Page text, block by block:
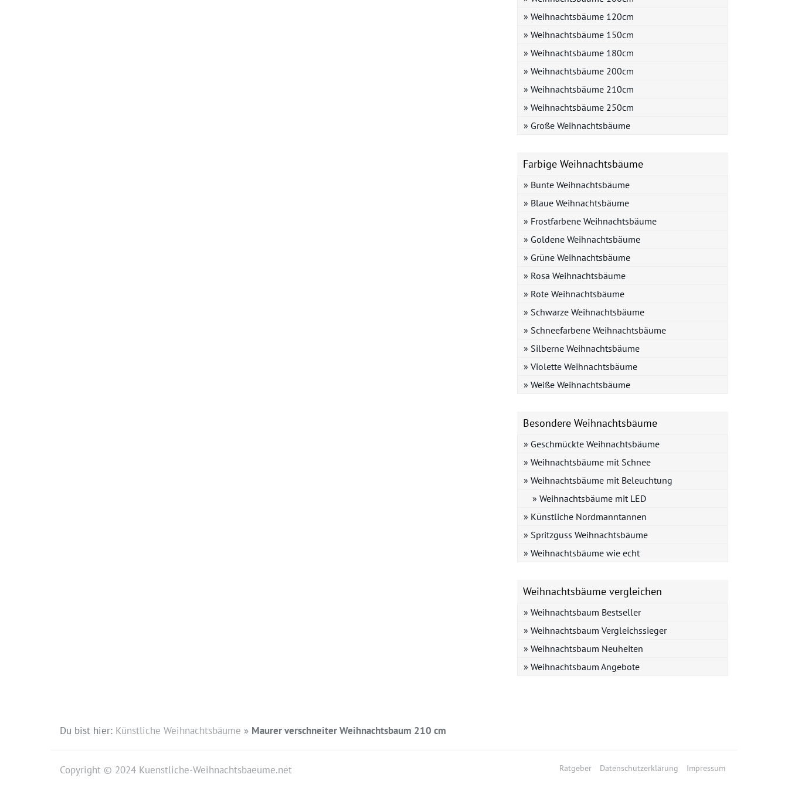
» Weihnachtsbäume 120cm
» Weihnachtsbäume 150cm
» Weihnachtsbäume 180cm
» Weihnachtsbäume 200cm
» Weihnachtsbäume 210cm
» Weihnachtsbäume 250cm
» Große Weihnachtsbäume
Farbige Weihnachtsbäume
» Bunte Weihnachtsbäume
» Blaue Weihnachtsbäume
» Frostfarbene Weihnachtsbäume
» Goldene Weihnachtsbäume
» Grüne Weihnachtsbäume
» Rosa Weihnachtsbäume
» Rote Weihnachtsbäume
» Schwarze Weihnachtsbäume
» Schneefarbene Weihnachtsbäume
» Silberne Weihnachtsbäume
» Violette Weihnachtsbäume
» Weiße Weihnachtsbäume
Besondere Weihnachtsbäume
» Geschmückte Weihnachtsbäume
» Weihnachtsbäume mit Schnee
» Weihnachtsbäume mit Beleuchtung
» Weihnachtsbäume mit LED
» Künstliche Nordmanntannen
» Spritzguss Weihnachtsbäume
» Weihnachtsbäume wie echt
Weihnachtsbäume vergleichen
» Weihnachtsbaum Bestseller
» Weihnachtsbaum Vergleichssieger
» Weihnachtsbaum Neuheiten
» Weihnachtsbaum Angebote
Du bist hier: Künstliche Weihnachtsbäume » Maurer verschneiter Weihnachtsbaum 210 cm
Copyright © 2024 Kuenstliche-Weihnachtsbaeume.net Ratgeber Datenschutzerklärung Impressum